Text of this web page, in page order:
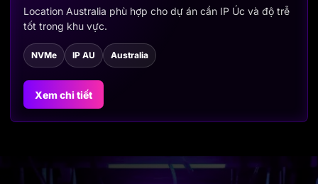
Location Australia phù hợp cho dự án cần IP Úc và độ trễ
tốt trong khu vực.
NVMe IP AU Australia
Xem chi tiết